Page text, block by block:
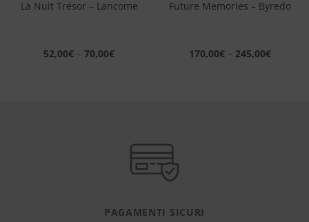
La Nuit Trésor – Lancome
52,00€ – 70,00€
Future Memories – Byredo
170,00€ – 245,00€
PAGAMENTI SICURI